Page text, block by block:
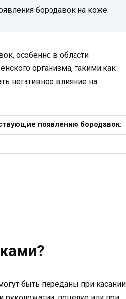
бородавок на коже.
особенно в области
организма, такими как
негативное влияние на
появлению бородавок:
быть переданы при касании